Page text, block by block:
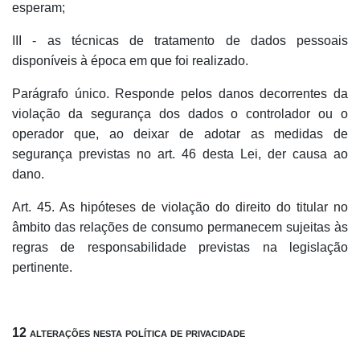
esperam;
III - as técnicas de tratamento de dados pessoais
disponíveis à época em que foi realizado.
Parágrafo único. Responde pelos danos decorrentes da
violação da segurança dos dados o controlador ou o
operador que, ao deixar de adotar as medidas de
segurança previstas no art. 46 desta Lei, der causa ao
dano.
Art. 45. As hipóteses de violação do direito do titular no
âmbito das relações de consumo permanecem sujeitas às
regras de responsabilidade previstas na legislação
pertinente.
12 alterações nesta política de privacidade